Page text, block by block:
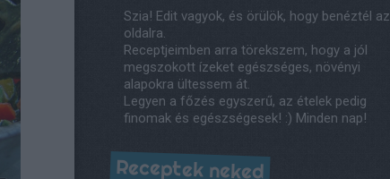
Szia! Edit vagyok, és örülök, hogy benéztél az
oldalra.
Receptjeimben arra törekszem, hogy a jól
megszokott ízeket egészséges, növényi
alapokra ültessem át.
Legyen a főzés egyszerű, az ételek pedig
finomak és egészségesek! :) Minden nap!
Receptek neked